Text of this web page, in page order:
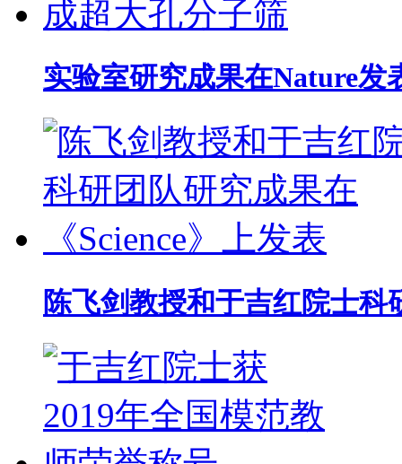
实验室研究成果在Nature
陈飞剑教授和于吉红院士科